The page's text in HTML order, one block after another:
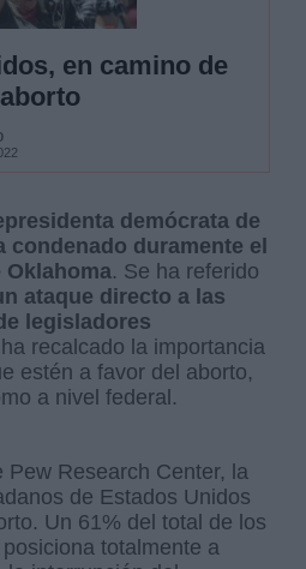
en camino de
demócrata de
condenado duramente el
Oklahoma. Se ha referido
ataque directo a las
legisladores
recalcado la importancia
estén a favor del aborto,
a nivel federal.
Pew Research Center, la
de Estados Unidos
Un 61% del total de los
totalmente a